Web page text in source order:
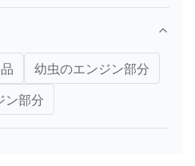
幼虫のエンジン部分
ン部分